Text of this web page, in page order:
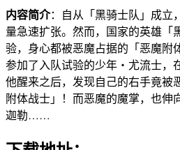
内容简介：自从「黑骑士队」成立
量急速扩张。然而，国家的英雄「
验，身心都被恶魔占据的「恶魔附
参加了入队试验的少年‧尤流士
他醒来之后，发现自己的右手竟被
附体战士」！而恶魔的魔掌，也伸
迦勒……